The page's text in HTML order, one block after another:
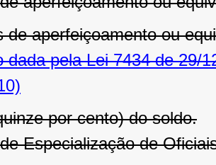
de aperfeiçoamento ou
dada pela Lei 7434 de 29/
por cento) do soldo.
Especialização de